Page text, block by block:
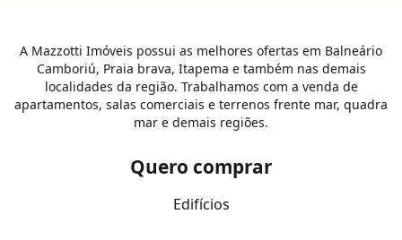
A Mazzotti Imóveis possui as melhores ofertas em Balneário
Camboriú, Praia brava, Itapema e também nas demais
localidades da região. Trabalhamos com a venda de
apartamentos, salas comerciais e terrenos frente mar, quadra
mar e demais regiões.
Quero comprar
Edifícios